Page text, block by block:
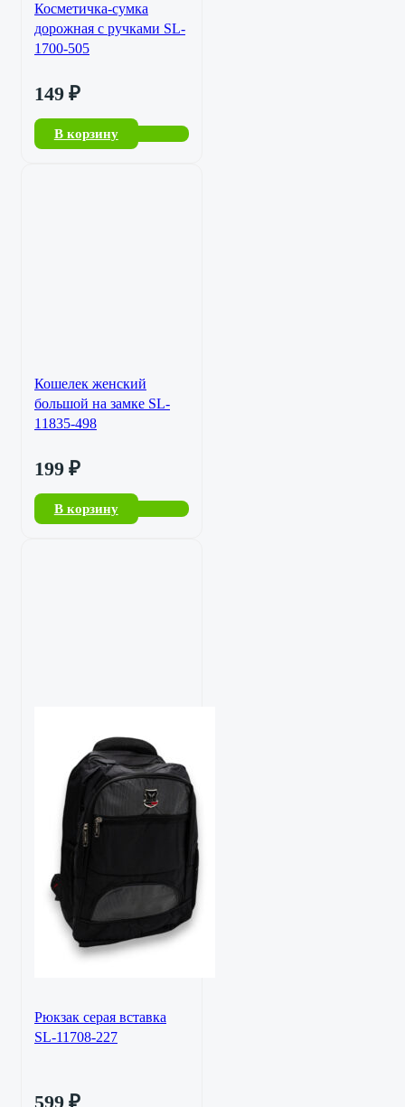
Косметичка-сумка
дорожная с ручками SL-
1700-505
149 ₽
В корзину
Кошелек женский
большой на замке SL-
11835-498
199 ₽
В корзину
Рюкзак серая вставка
SL-11708-227
599 ₽